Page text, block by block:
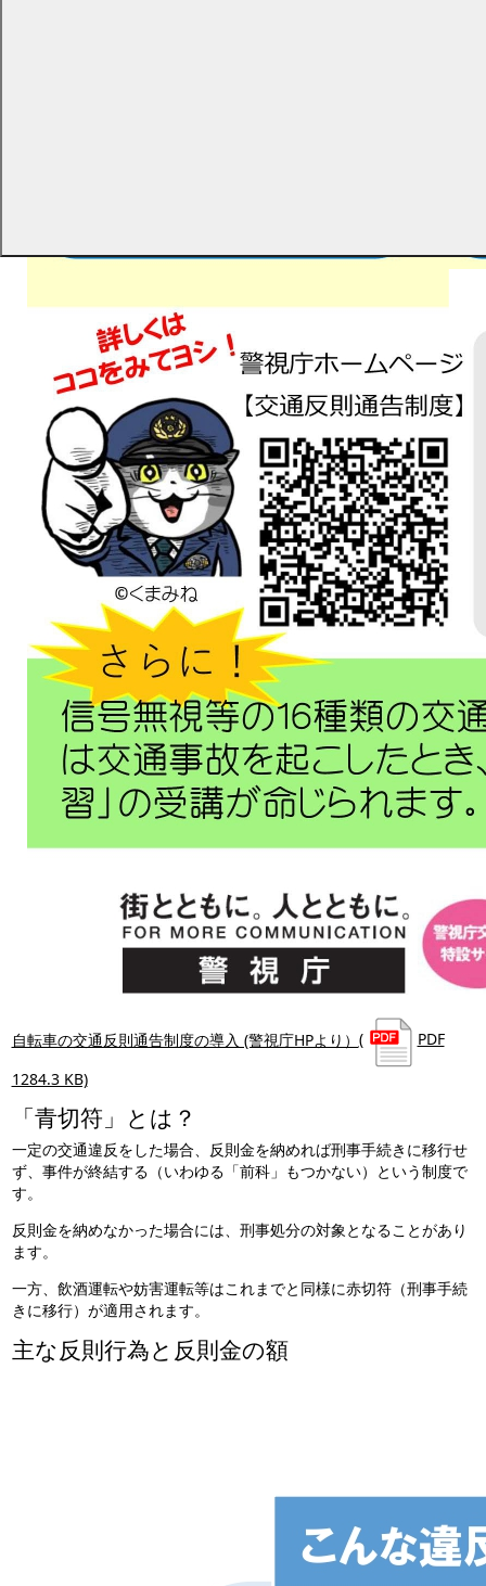
自転車の交通反則通告制度の導入 (警視庁HPより） (
PDF
1284.3 KB)
「青切符」とは？
一定の交通違反をした場合、反則金を納めれば刑事手続きに移行せ
ず、事件が終結する（いわゆる「前科」もつかない）という制度で
す。
反則金を納めなかった場合には、刑事処分の対象となることがあり
ます。
一方、飲酒運転や妨害運転等はこれまでと同様に赤切符（刑事手続
きに移行）が適用されます。
主な反則行為と反則金の額